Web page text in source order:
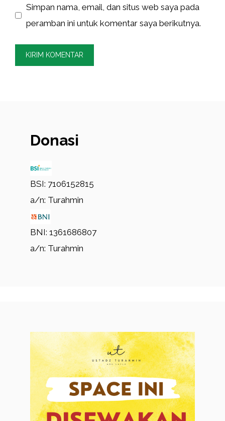
Simpan nama, email, dan situs web saya pada
peramban ini untuk komentar saya berikutnya.
Donasi
BSI: 7106152815
a/n: Turahmin
BNI: 1361686807
a/n: Turahmin